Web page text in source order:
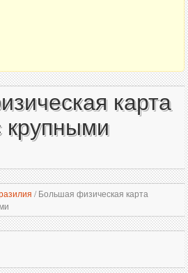
карта
крупными
/Большая физическая карта